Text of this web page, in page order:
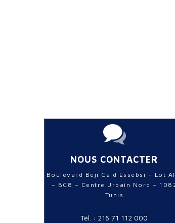
NOUS CONTACTER
Boulevard Beji Caid Essebsi – Lot
– BC8 – Centre Urbain Nord –
Tunis
Tél. : 216 71 112 000